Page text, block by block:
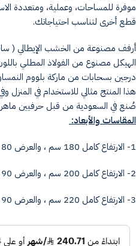
موفرة للمساحات، وعملية، ومتعددة
قطع أخرى لتناسب احتياجاتك.
أرفف مصنوعة من الخشب الإيطالي (
الهيكل مصنوع من الفولاذ المطلي
درجين بسحابات من ماركة بلووم
هذا المنتج مثالي للاستخدام في المنزل
صُنع في السعودية من قبل حرفيين
المقاسات والأبعاد:
1- الارتفاع كامل 180 سم ، والعرض 80 سم ، العمق 40 سم
2- الارتفاع كامل 200 سم ، والعرض 90 سم ، العمق 40 سم
3- الارتفاع كامل 220 سم ، والعرض 90 سم ، العمق 50 سم